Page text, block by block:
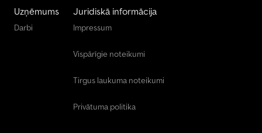
Uzņēmums
Darbi
Juridiskā informācija
Impressum
Vispārīgie noteikumi
Tirgus laukuma noteikumi
Privātuma politika